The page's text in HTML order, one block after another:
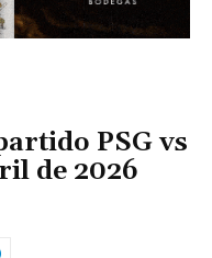
PSG vs
de 2026